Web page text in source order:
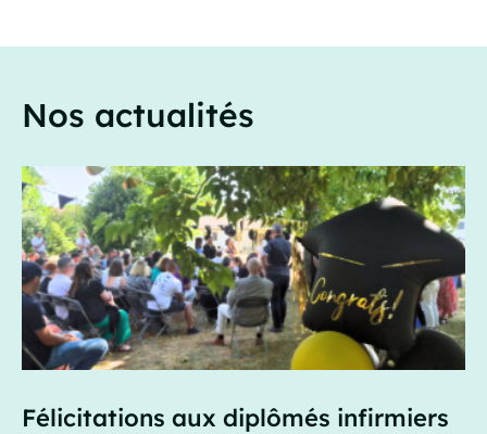
Nos actualités
Félicitations aux diplômés infirmiers